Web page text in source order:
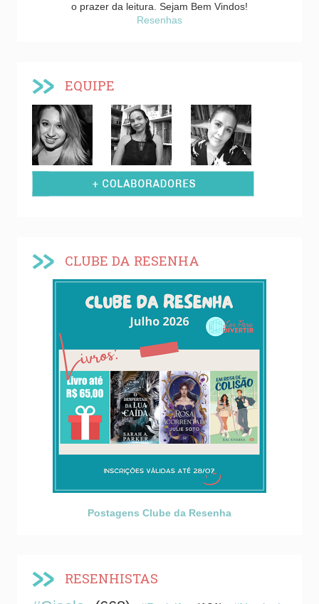
o prazer da leitura. Sejam Bem Vindos!
Resenhas
EQUIPE
CLUBE DA RESENHA
Postagens Clube da Resenha
RESENHISTAS